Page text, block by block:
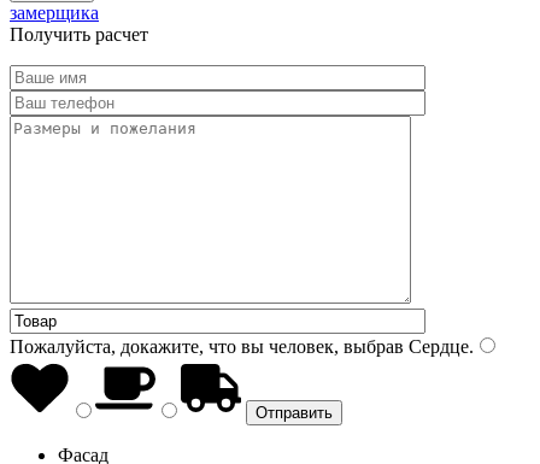
замерщика
Получить расчет
Пожалуйста, докажите, что вы человек, выбрав Сердце.
Фасад